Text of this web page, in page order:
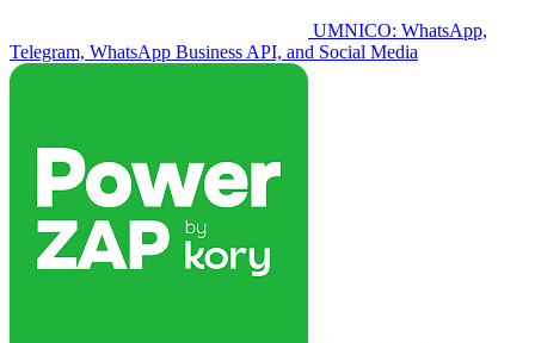
UMNICO: WhatsApp,
Telegram, WhatsApp Business API, and Social Media